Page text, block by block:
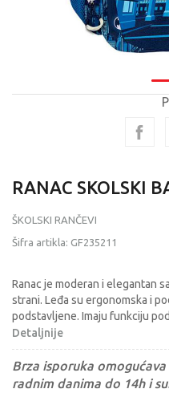
RANAC SKOLSKI
ŠKOLSKI RANČEVI
Šifra artikla: GF235211
Ranac je moderan i elegantan
strani. Leđa su ergonomska i
podstavljene. Imaju funkciju
Detaljnije
Brza isporuka
radnim danima do 14h i